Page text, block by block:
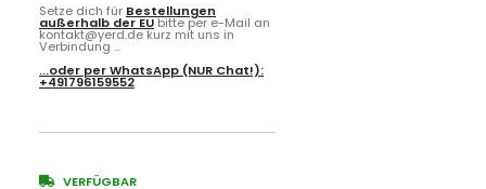
Setze dich für Bestellungen
außerhalb der EUbitte per e-Mail an
kontakt@yerd.de kurz mit uns in
Verbindung ...
...oder perWhatsApp (NUR Chat!):
+491796159552
VERFÜGBAR